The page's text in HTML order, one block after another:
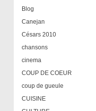
Blog
Canejan
Césars 2010
chansons
cinema
COUP DE COEUR
coup de gueule
CUISINE